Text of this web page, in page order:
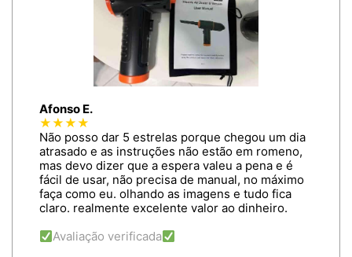
Afonso E.
★★★★
Não posso dar 5 estrelas porque chegou um dia
atrasado e as instruções não estão em romeno,
mas devo dizer que a espera valeu a pena e é
fácil de usar, não precisa de manual, no máximo
faça como eu. olhando as imagens e tudo fica
claro. realmente excelente valor ao dinheiro.
Avaliação verificada